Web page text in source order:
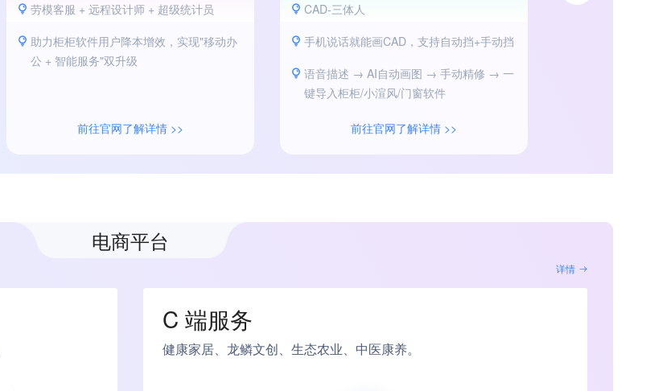
劳模客服 + 远程设计师 + 超级统计员
助力柜柜软件用户降本增效，实现"移动办
公 + 智能服务"双升级
前往官网了解详情 >>
CAD-三体人
手机说话就能画CAD，支持自动挡+手动挡
语音描述 → AI自动画图 → 手动精修 → 一
键导入柜柜/小渲风/门窗软件
前往官网了解详情 >>
精准赋能设计增长
电商平台
详情
C 端服务
健康家居、龙鳞文创、生态农业、中医康养。